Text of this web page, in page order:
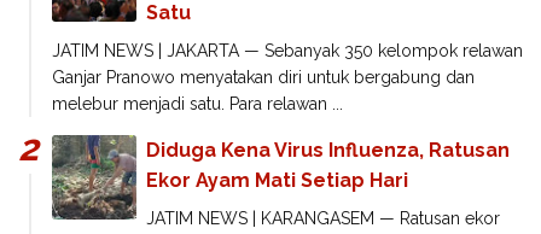
Satu
JATIM NEWS | JAKARTA — Sebanyak 350 kelompok relawan
Ganjar Pranowo menyatakan diri untuk bergabung dan
melebur menjadi satu. Para relawan ...
Diduga Kena Virus Influenza, Ratusan
Ekor Ayam Mati Setiap Hari
JATIM NEWS | KARANGASEM — Ratusan ekor